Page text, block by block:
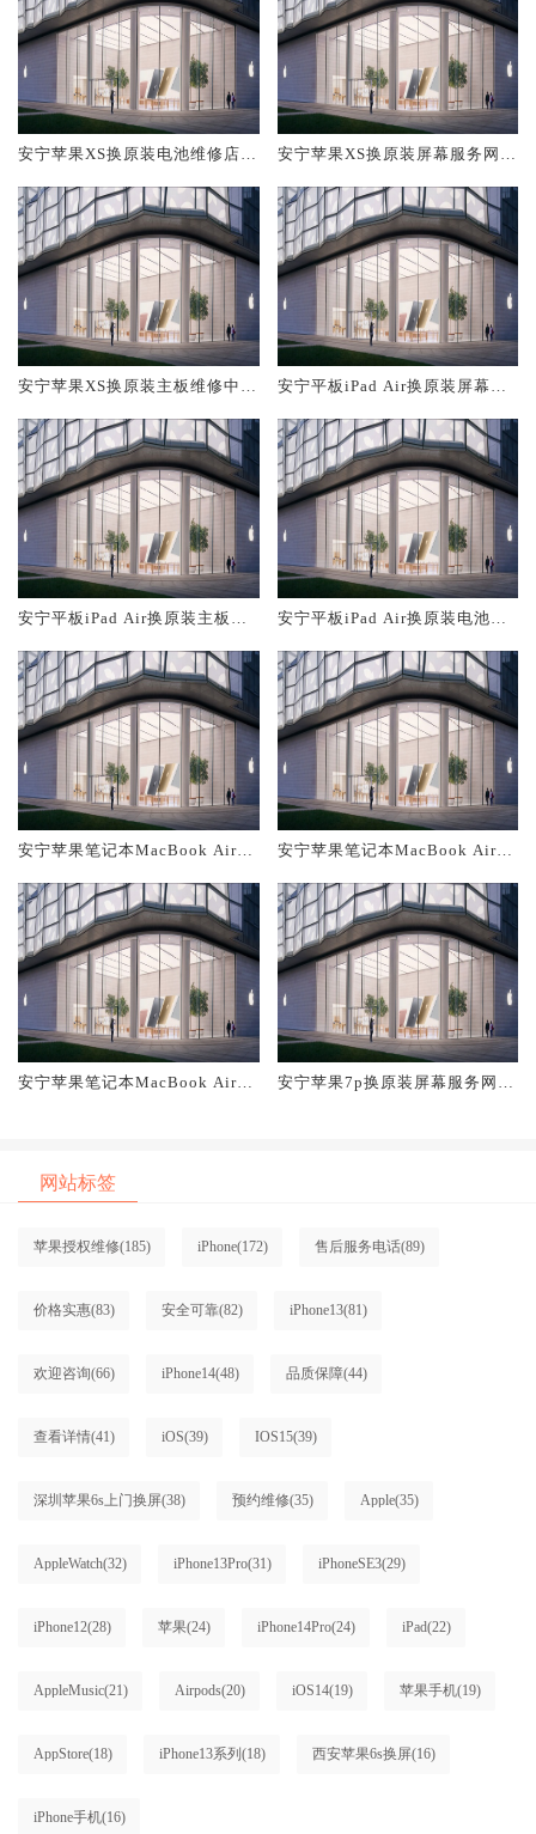
安宁苹果XS换原装电池维修店大
安宁苹果XS换原装屏幕服务网点
安宁苹果XS换原装主板维修中心
安宁平板iPad Air换原装屏幕服
安宁平板iPad Air换原装主板维
安宁平板iPad Air换原装电池维
安宁苹果笔记本MacBook Air换
安宁苹果笔记本MacBook Air换
安宁苹果笔记本MacBook Air换
安宁苹果7p换原装屏幕服务网点
网站标签
苹果授权维修(185) iPhone(172) 售后服务电话(89)
价格实惠(83) 安全可靠(82) iPhone13(81)
欢迎咨询(66) iPhone14(48) 品质保障(44)
查看详情(41) iOS(39) IOS15(39)
深圳苹果6s上门换屏(38) 预约维修(35) Apple(35)
AppleWatch(32) iPhone13Pro(31) iPhoneSE3(29)
iPhone12(28) 苹果(24) iPhone14Pro(24) iPad(22)
AppleMusic(21) Airpods(20) iOS14(19) 苹果手机(19)
AppStore(18) iPhone13系列 (18) 西安苹果6s换屏(16)
iPhone手机(16)